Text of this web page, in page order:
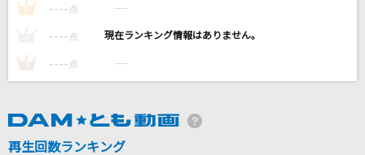
MYTH & ROID
山口百恵
ヒサメ
1 ---- 点 ----
---- 点 ----
3 ---- 点 ----
再生回数ランキング